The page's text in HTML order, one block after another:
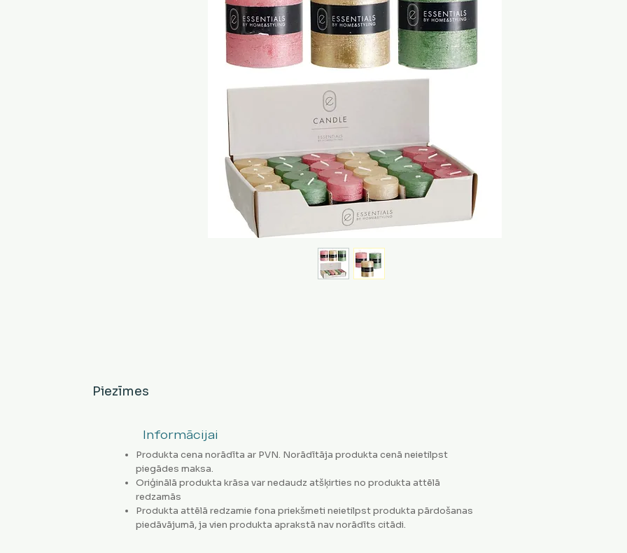
Piezīmes
Informācijai
Produkta cena norādīta ar PVN. Norādītāja produkta cenā neietilpst
piegādes maksa.
Oriģinālā produkta krāsa var nedaudz atšķirties no produkta attēlā
redzamās
Produkta attēlā redzamie fona priekšmeti neietilpst produkta pārdošanas
piedāvājumā, ja vien produkta aprakstā nav norādīts citādi.